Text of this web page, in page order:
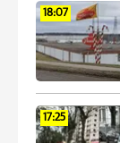
18:07
17:25